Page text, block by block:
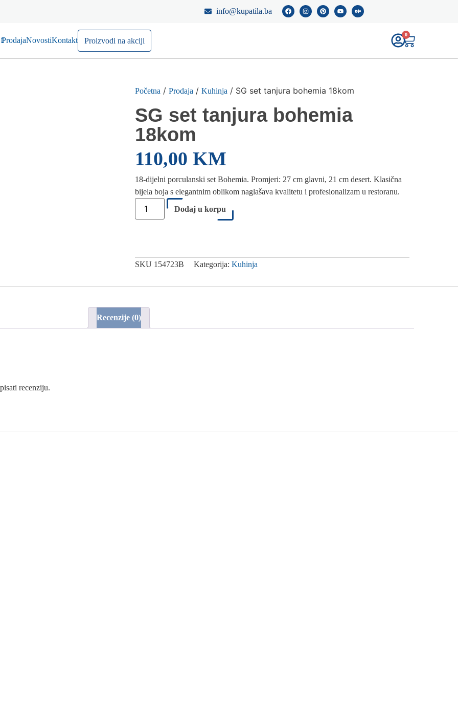
info@kupatila.ba
ProdajaNovostiKontakt Proizvodi na akciji
0
Početna / Prodaja / Kuhinja / SG set tanjura bohemia 18kom
SG set tanjura bohemia
18kom
110,00 KM
18-dijelni porculanski set Bohemia. Promjeri: 27 cm glavni, 21 cm desert. Klasična
bijela boja s elegantnim oblikom naglašava kvalitetu i profesionalizam u restoranu.
Dodaj u korpu
SKU 154723B Kategorija: Kuhinja
Recenzije (0)
recenziju.